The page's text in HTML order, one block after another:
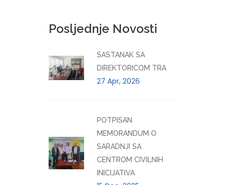
Posljednje Novosti
SASTANAK SA
DIREKTORICOM TRA
27 Apr, 2026
POTPISAN
MEMORANDUM O
SARADNJI SA
CENTROM CIVILNIH
INICIJATIVA